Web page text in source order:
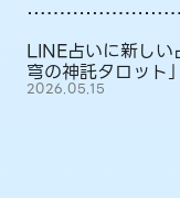
LINE占いに新し
穹の神託タロット」
2026.05.15